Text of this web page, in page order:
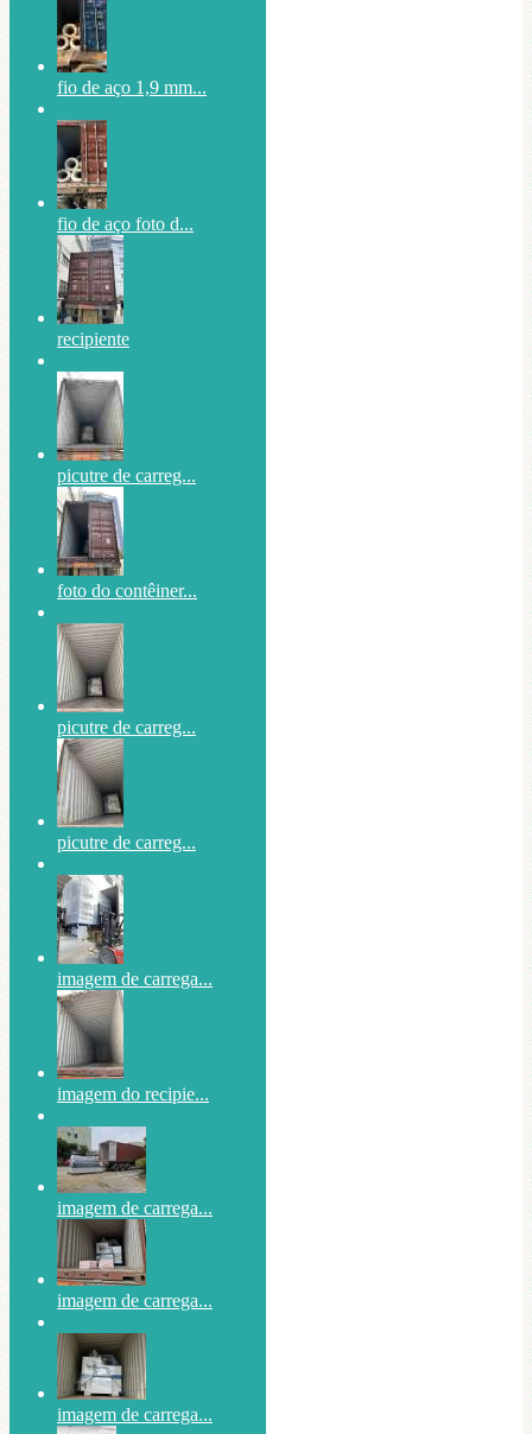
fio de aço 1,9 mm...
fio de aço foto d...
recipiente
picutre de carreg...
foto do contêiner...
picutre de carreg...
picutre de carreg...
imagem de carrega...
imagem do recipie...
imagem de carrega...
imagem de carrega...
imagem de carrega...